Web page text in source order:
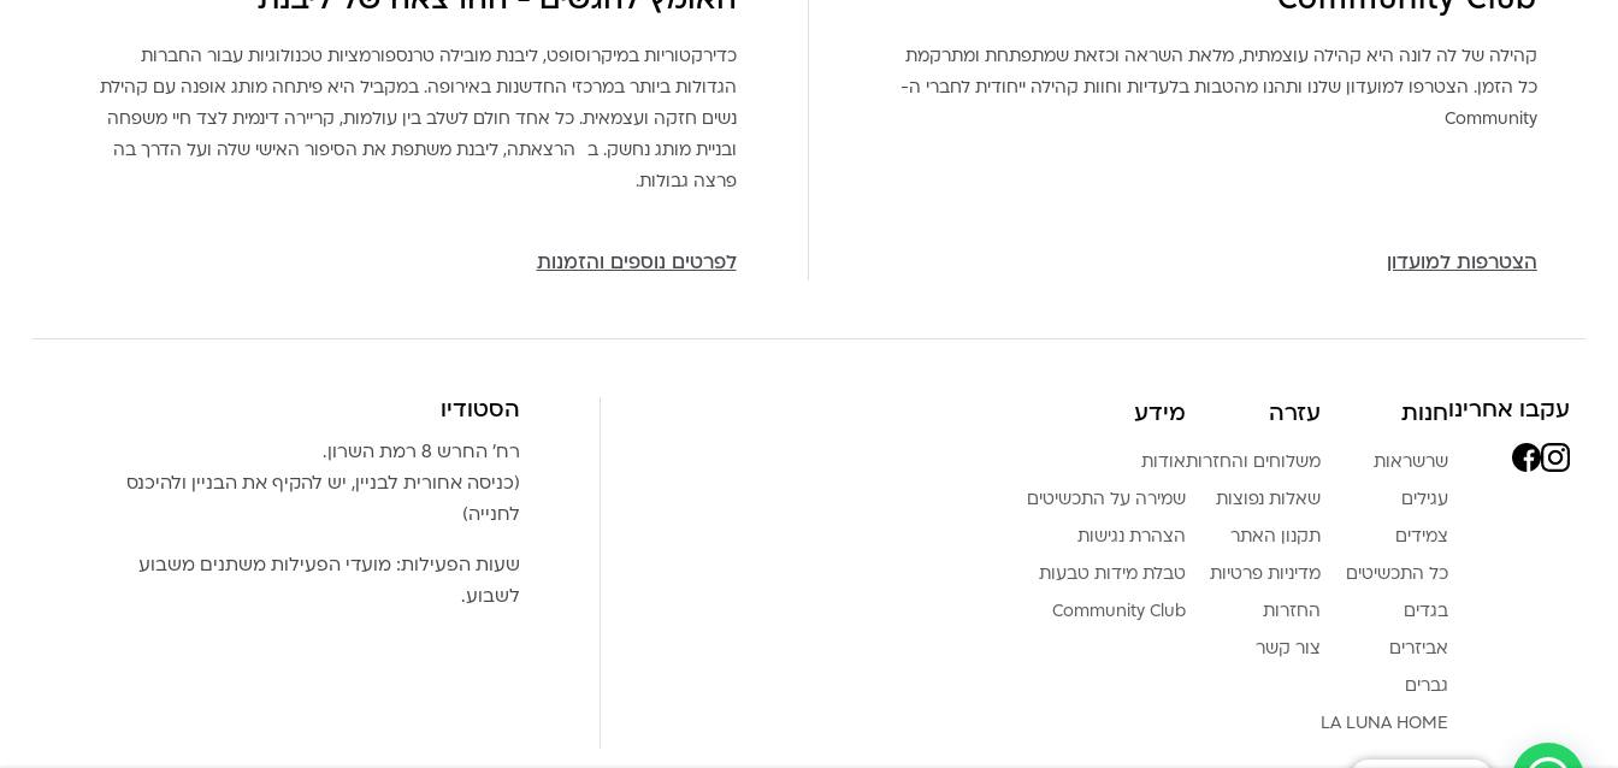
קהילה של לה לונה היא קהילה עוצמתית, מלאת השראה וכזאת שמתפתחת ומתרקמת
כל הזמן. הצטרפו למועדון שלנו ותהנו מהטבות בלעדיות וחוות קהילה ייחודית לחברי ה-
Community
הצטרפות למועדון
כדירקטוריות במיקרוסופט, ליבנת מובילה טרנספורמציות טכנולוגיות עבור החברות
הגדולות ביותר במרכזי החדשנות באירופה. במקביל היא פיתחה מותג אופנה עם קהילת
נשים חזקה ועצמאית. כל אחד חולם לשלב בין עולמות, קריירה דינמית לצד חיי משפחה
ובניית מותג נחשק. ב הרצאתה, ליבנת משתפת את הסיפור האישי שלה ועל הדרך בה
פרצה גבולות.
לפרטים נוספים והזמנות
עקבו אחרינוחנות
שרשראות
עגילים
צמידים
כל התכשיטים
בגדים
אביזרים
גברים
LA LUNA HOME
עזרה
משלוחים והחזרות
שאלות נפוצות
תקנון האתר
מדיניות פרטיות
החזרות
צור קשר
מידע
אודות
שמירה על התכשיטים
הצהרת נגישות
טבלת מידות טבעות
Community Club
הסטודיו
רח׳ החרש 8 רמת השרון.
(כניסה אחורית לבניין, יש להקיף את הבניין ולהיכנס
לחנייה)
שעות הפעילות: מועדי הפעילות משתנים משבוע
לשבוע.